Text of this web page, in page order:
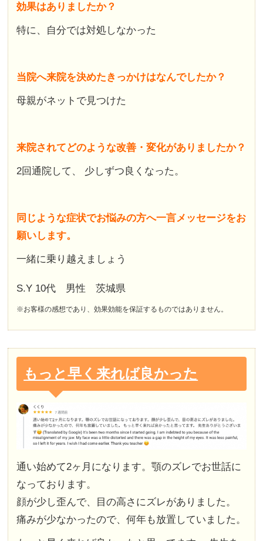
効果はありましたか？
特に、自分では対処しなかった
当院へ来院を決めたきっかけはなんでしたか？
母親がネットで見つけた
来院されてどのような改善・変化がありましたか？
2回通院して、 少しずつ良くなった。
同じような症状でお悩みの方へ一言メッセージをお
願いします。
一緒に乗り越えましょう
S.Y 10代 男性 茨城県
※お客様の感想であり、効果効能を保証するものではありません。
もっと早く来れば良かった
通い始めて2ヶ月になります。顎のズレでお世話に
なっております。
顔が少し歪んで、目の高さにズレがありました。
痛みが少なかったので、何年も放置していました。